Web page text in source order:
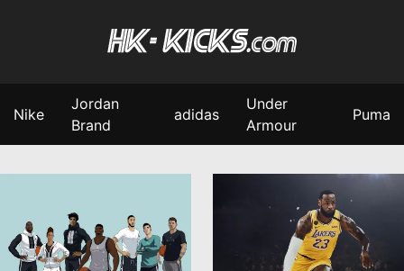
Nike
Jordan
Brand
adidas
Under
Armour
Puma